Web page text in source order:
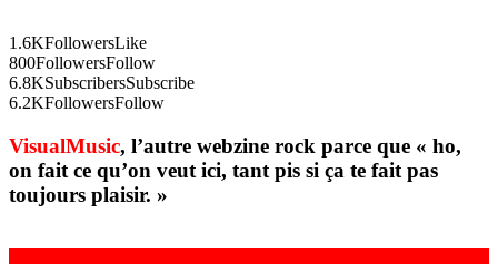
1.6KFollowersLike
800FollowersFollow
6.8KSubscribersSubscribe
6.2KFollowersFollow
VisualMusic, l’autre webzine rock parce que « ho,
on fait ce qu’on veut ici, tant pis si ça te fait pas
toujours plaisir. »